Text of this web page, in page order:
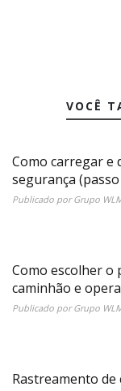
VOCÊ
Como carregar e
segurança
Publicado porGrupo
Como escolher o
caminhão e
Publicado porGrupo
Rastreamento